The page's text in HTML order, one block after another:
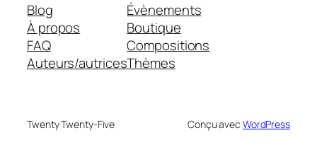
Blog
À propos
FAQ
Auteurs/autrices
Évènements
Boutique
Compositions
Thèmes
Twenty Twenty-Five Conçu avec WordPress